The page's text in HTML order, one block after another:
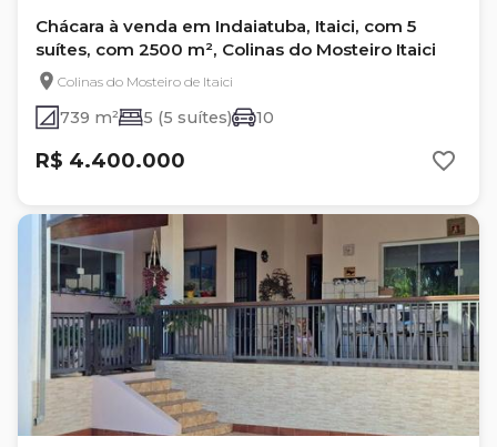
Chácara à venda em Indaiatuba, Itaici, com 5
suítes, com 2500 m², Colinas do Mosteiro Itaici
Colinas do Mosteiro de Itaici
739 m² 5 (5 suítes) 10
R$ 4.400.000